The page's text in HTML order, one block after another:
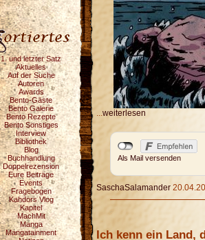
1. und letzter Satz
Aktuelles
Auf der Suche
Autoren
Awards
Bento-Gäste
Bento Galerie
Bento Rezepte
Bento Sonstiges
Interview
Bibliothek
Blog
Buchhandlung
Doppelrezension
Eure Beiträge
Events
Fragebogen
Kahdors Vlog
Kapitel
MachMit
Manga
Mangatainment
...weiterlesen
Als Mail versenden
SaschaSalamander
Ich kenn ein Land,